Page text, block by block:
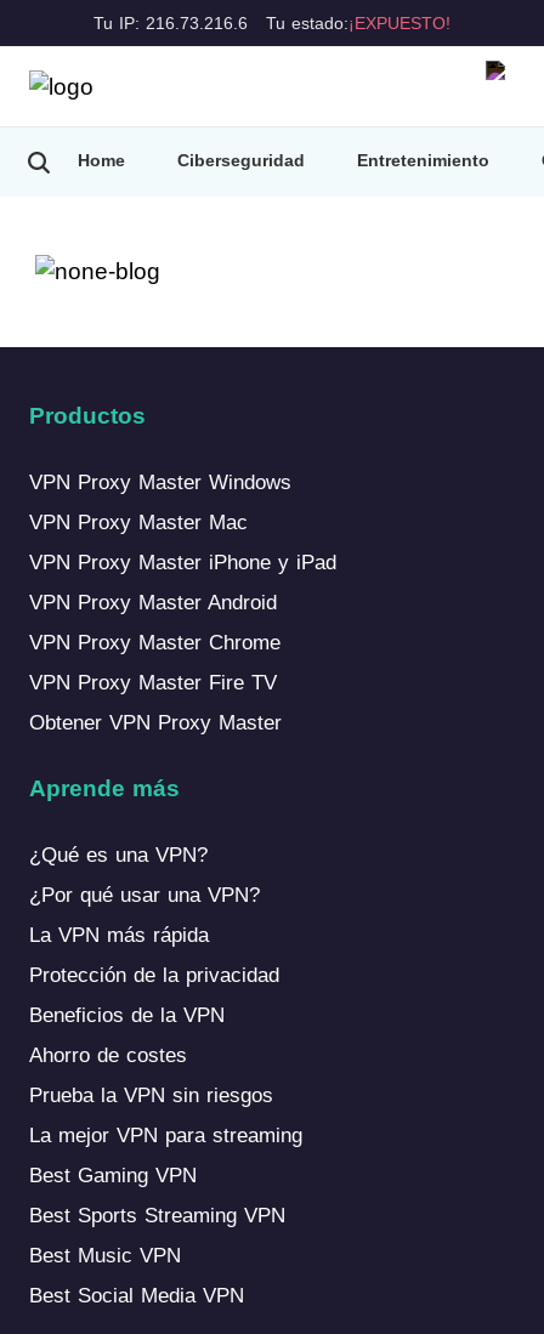
Tu IP: 216.73.216.6 Tu estado:¡EXPUESTO!
Home Ciberseguridad Entretenimiento
Productos
VPN Proxy Master Windows
VPN Proxy Master Mac
VPN Proxy Master iPhone y iPad
VPN Proxy Master Android
VPN Proxy Master Chrome
VPN Proxy Master Fire TV
Obtener VPN Proxy Master
Aprende más
¿Qué es una VPN?
¿Por qué usar una VPN?
La VPN más rápida
Protección de la privacidad
Beneficios de la VPN
Ahorro de costes
Prueba la VPN sin riesgos
La mejor VPN para streaming
Best Gaming VPN
Best Sports Streaming VPN
Best Music VPN
Best Social Media VPN